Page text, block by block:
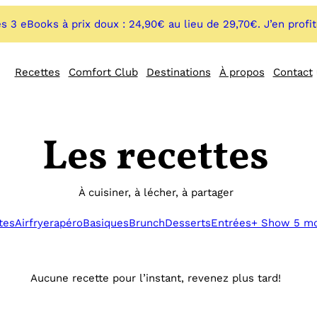
3 eBooks à prix doux : 24,90€ au lieu de 29,70€. J’en
Recettes Comfort Club Destinations À propos Contact
Les recettes
À cuisiner, à lécher, à partager
AirfryerapéroBasiquesBrunchDessertsEntrées+ Show 5
Aucune recette pour l’instant, revenez plus tard!